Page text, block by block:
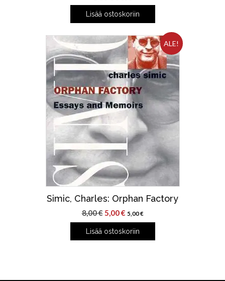
Lisää ostoskoriin
ALE!
Simic, Charles: Orphan Factory
8,00€ Alkuperäinen
hinta
oli:
5,00€Nykyinen
hinta
on:
5,00€
Lisää ostoskoriin